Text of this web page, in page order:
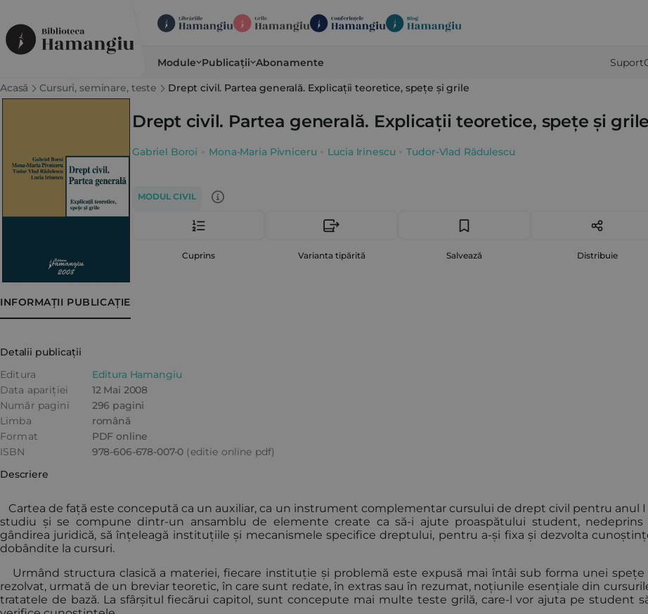
Module Publicații Abonamente Suport
Acasă Cursuri, seminare, teste Drept civil. Partea generală. Explicații teoretice, spețe și grile
Drept civil. Partea generală. Explicații teoretice, spețe și grile
Gabriel Boroi Mona-Maria Pivniceru Lucia Irinescu Tudor-Vlad Rădulescu
MODUL CIVIL
Cuprins Varianta tipărită Salvează Distribuie
INFORMAȚII PUBLICAȚIE
Detalii publicații
Editura
Editura Hamangiu
Data apariției
12 Mai 2008
Număr pagini
296 pagini
Limba
română
Format
PDF online
ISBN
978-606-678-007-0 (editie online pdf)
Descriere
Cartea de față este concepută ca un auxiliar, ca un instrument complementar cursului de drept civil pentru anul I
studiu și se compune dintr-un ansamblu de elemente create ca să-i ajute proaspătului student, nedeprins
gândirea juridică, să înțeleagă instituțiile și mecanismele specifice dreptului, pentru a-și fixa și dezvolta
dobândite la cursuri.
Urmând structura clasică a materiei, fiecare instituție și problemă este expusă mai întâi sub forma unei spețe
rezolvat, urmată de un breviar teoretic, în care sunt redate, în extras sau în rezumat, noțiunile esențiale din
tratatele de bază. La sfârșitul fiecărui capitol, sunt concepute mai multe teste grilă, care-l vor ajuta pe student